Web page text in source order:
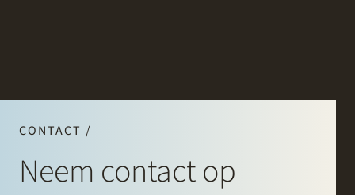
CONTACT /
Neem contact op